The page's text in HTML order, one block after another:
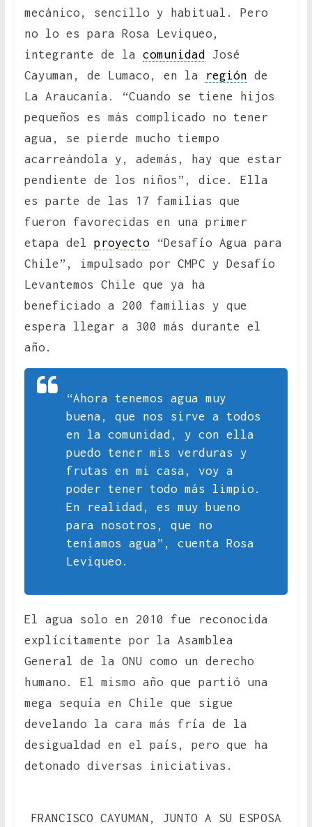
mecánico, sencillo y habitual. Pero
no lo es para Rosa Leviqueo,
integrante de la comunidad
José
Cayuman, de Lumaco, en la
región de
La Araucanía. “Cuando se tiene hijos
pequeños es más complicado no tener
agua, se pierde mucho tiempo
acarreándola y, además, hay que estar
pendiente de los niños”, dice. Ella
es parte de las 17 familias que
fueron favorecidas en una primer
etapa del proyecto“Desafío Agua para
Chile”, impulsado por CMPC y Desafío
Levantemos Chile que ya ha
beneficiado a 200 familias y que
espera llegar a 300 más durante el
año.
“Ahora tenemos agua muy
buena, que nos sirve a todos
en la comunidad, y con ella
puedo tener mis verduras y
frutas en mi casa, voy a
poder tener todo más limpio.
En realidad, es muy bueno
para nosotros, que no
teníamos agua”, cuenta Rosa
Leviqueo.
El agua solo en 2010 fue reconocida
explícitamente por la Asamblea
General de la ONU como un derecho
humano. El mismo año que partió una
mega sequía en Chile que sigue
develando la cara más fría de la
desigualdad en el país, pero que ha
detonado diversas iniciativas.
FRANCISCO CAYUMAN, JUNTO A SU ESPOSA